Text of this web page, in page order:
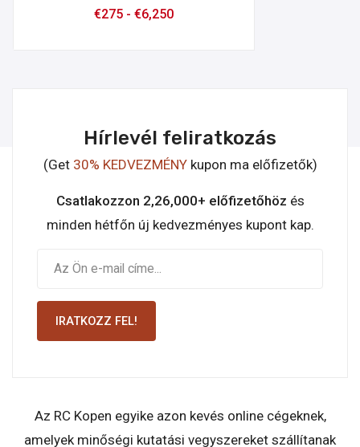
€275- €6,250
Hírlevél feliratkozás
(Get 30% KEDVEZMÉNYkupon ma előfizetők)
Csatlakozzon 2,26,000+ előfizetőhöz és
minden hétfőn új kedvezményes kupont kap.
IRATKOZZ FEL!
Az RC Kopen egyike azon kevés online cégeknek,
amelyek minőségi kutatási vegyszereket szállítanak